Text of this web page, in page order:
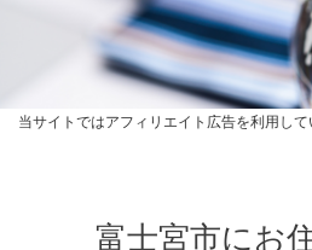
当サイトではアフィリエイト広告を利用して
富士宮市にお